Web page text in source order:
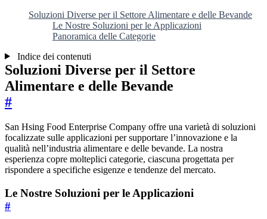
Soluzioni Diverse per il Settore Alimentare e delle Bevande
Le Nostre Soluzioni per le Applicazioni
Panoramica delle Categorie
Indice dei contenuti
Soluzioni Diverse per il Settore
Alimentare e delle Bevande
#
San Hsing Food Enterprise Company offre una varietà di soluzioni
focalizzate sulle applicazioni per supportare l’innovazione e la
qualità nell’industria alimentare e delle bevande. La nostra
esperienza copre molteplici categorie, ciascuna progettata per
rispondere a specifiche esigenze e tendenze del mercato.
Le Nostre Soluzioni per le Applicazioni
#